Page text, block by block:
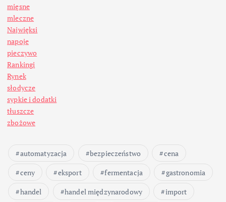
mięsne
mleczne
Najwięksi
napoje
pieczywo
Rankingi
Rynek
słodycze
sypkie i dodatki
tłuszcze
zbożowe
automatyzacja bezpieczeństwo
cena
ceny
eksport fermentacja
gastronomia
handel
handel międzynarodowy
import